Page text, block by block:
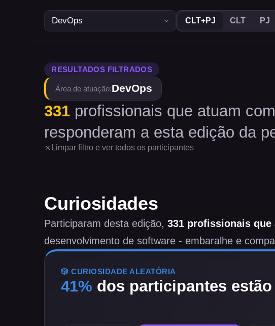
CLT+PJ CLT PJ
RESULTADOS FILTRADOS
Área de atuação:DevOps
331 profissionais que atuam
responderam a esta edição da
Limpar filtro e ver todos os participantes
Curiosidades
Participaram desta edição, 331 profissionais que
desenvolvimento de software - embaralhe e
🎲 CURIOSIDADE ALEATÓRIA
41% dos participantes